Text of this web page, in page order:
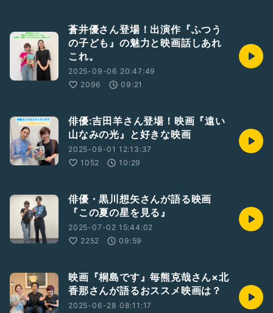
蒼井優さん登場！出演作『ふつう
の子ども』の魅力と映画話しあれ
これ。
2025-09-06 20:47:49
2096
09:21
俳優:吉田羊さん登場！映画『遠い
山なみの光』と好きな映画
2025-09-01 12:13:37
1052
10:29
俳優・黒川想矢さんが語る映画
『この夏の星を見る』
2025-07-02 15:44:02
2252
09:59
映画『桐島です』毎熊克哉さん×北
香那さんが語るおススメ映画は？
2025-06-28 08:11:17